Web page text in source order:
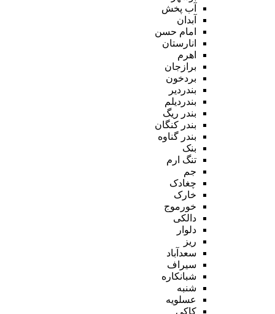
آب پخش
آبدان
امام حسن
انارستان
اهرم
برازجان
بردخون
بندردیر
بندردیلم
بندر ریگ
بندر کنگان
بندر گناوه
بنک
تنگ ارم
جم
چغادک
خارک
خورموج
دالکی
دلوار
ریز
سعدآباد
سیراف
شبانکاره
شنبه
عسلویه
کاکی